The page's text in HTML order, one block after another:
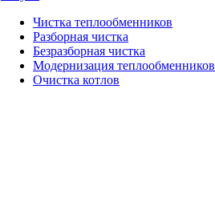
Чистка теплообменников
Разборная чистка
Безразборная чистка
Модернизация теплообменников
Очистка котлов